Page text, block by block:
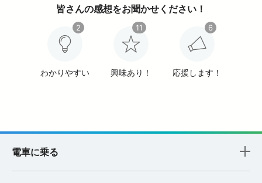
皆さんの感想をお聞かせください！
わかりやすい
2
興味あり！
11
応援します！
6
電車に乗る